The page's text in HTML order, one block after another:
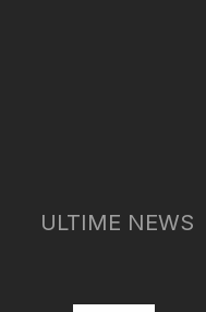
ULTIME NEWS